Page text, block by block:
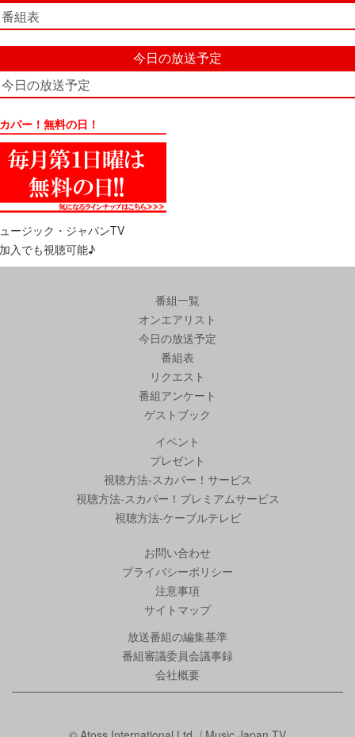
番組表
今日の放送予定
今日の放送予定
パー！無料の日！
ージック・ジャパンTV
入でも視聴可能♪
番組一覧
オンエアリスト
今日の放送予定
番組表
リクエスト
番組アンケート
ゲストブック
イベント
プレゼント
視聴方法-スカパー！サービス
視聴方法-スカパー！プレミアムサービス
視聴方法-ケーブルテレビ
お問い合わせ
プライバシーポリシー
注意事項
サイトマップ
放送番組の編集基準
番組審議委員会議事録
会社概要